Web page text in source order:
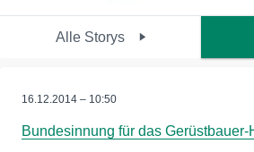
Alle Storys
16.12.2014 – 10:50
Bundesinnung für das Gerüstbauer-